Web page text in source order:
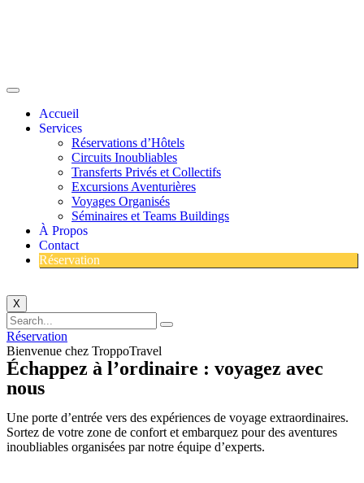
Accueil
Services
Réservations d’Hôtels
Circuits Inoubliables
Transferts Privés et Collectifs
Excursions Aventurières
Voyages Organisés
Séminaires et Teams Buildings
À Propos
Contact
Réservation
X
Réservation
Bienvenue chez TroppoTravel
Échappez à l’ordinaire : voyagez avec
nous​
Une porte d’entrée vers des expériences de voyage extraordinaires.
Sortez de votre zone de confort et embarquez pour des aventures
inoubliables organisées par notre équipe d’experts.